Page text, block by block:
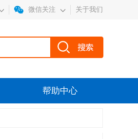
微信关注 关于我们
帮助中心